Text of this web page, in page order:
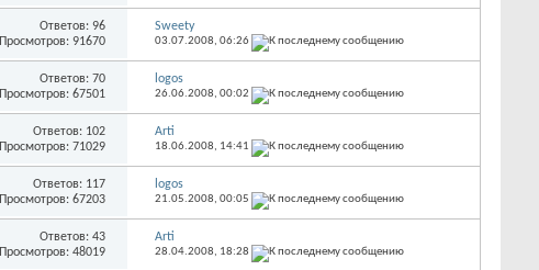
Ответов: 96
Просмотров: 91670
Sweety
03.07.2008, 06:26
Ответов: 70
Просмотров: 67501
logos
26.06.2008, 00:02
Ответов: 102
Просмотров: 71029
Arti
18.06.2008, 14:41
Ответов: 117
Просмотров: 67203
logos
21.05.2008, 00:05
Ответов: 43
Просмотров: 48019
Arti
28.04.2008, 18:28